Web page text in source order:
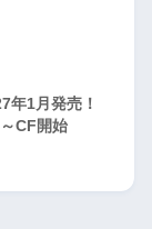
年1月発売！
CF開始